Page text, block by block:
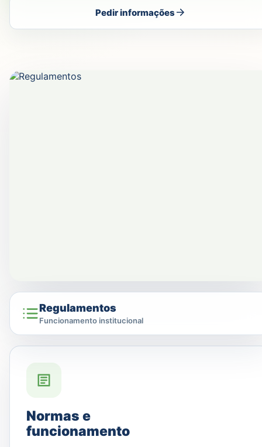
Pedir informações
Regulamentos
Funcionamento institucional
Normas e
funcionamento